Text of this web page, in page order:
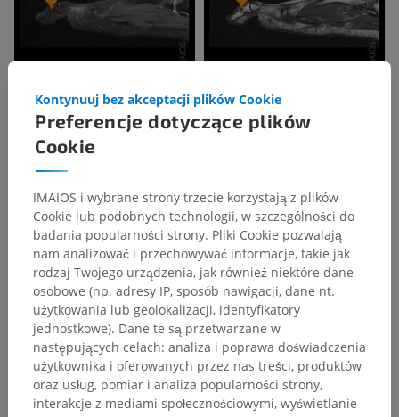
Preferencje dotyczące plików
Cookie
Kontynuuj bez akceptacji plików Cookie
IMAIOS i wybrane strony trzecie korzystają z plików
Cookie lub podobnych technologii, w szczególności do
badania popularności strony. Pliki Cookie pozwalają
nam analizować i przechowywać informacje, takie jak
rodzaj Twojego urządzenia, jak również niektóre dane
osobowe (np. adresy IP, sposób nawigacji, dane nt.
użytkowania lub geolokalizacji, identyfikatory
jednostkowe). Dane te są przetwarzane w
następujących celach: analiza i poprawa doświadczenia
użytkownika i oferowanych przez nas treści, produktów
oraz usług, pomiar i analiza popularności strony,
interakcje z mediami społecznościowymi, wyświetlanie